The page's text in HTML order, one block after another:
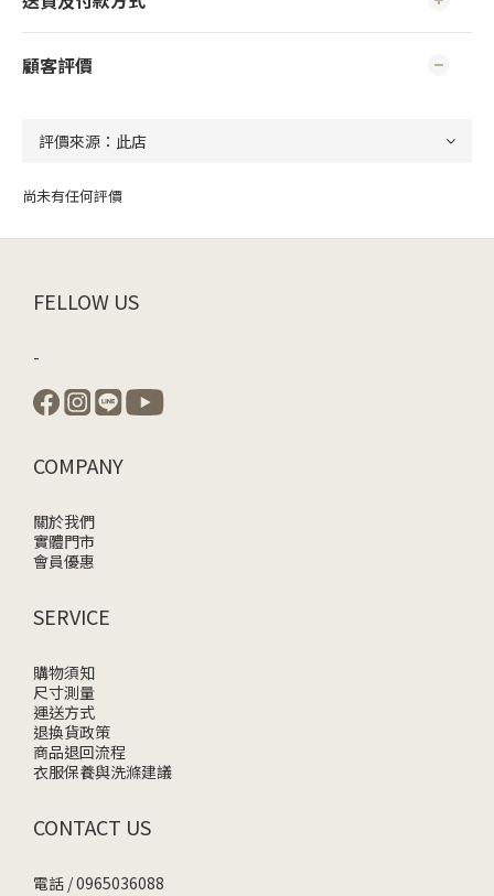
顧客評價
尚未有任何評價
FELLOW US
-
COMPANY
關於我們
實體門市
會員優惠
SERVICE
購物須知
尺寸測量
運送方式
退換貨政策
商品退回流程
衣服保養與洗滌建議
CONTACT US
電話 / 0965036088